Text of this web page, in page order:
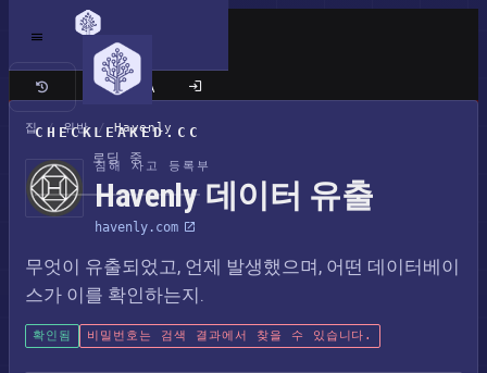
CHECKLEAKED.CC
로딩 중
클래식 사이트
집 / 위반 / Havenly
침해 사고 등록부
Havenly 데이터 유출
havenly.com
무엇이 유출되었고, 언제 발생했으며, 어떤 데이터베이
스가 이를 확인하는지.
확인됨 비밀번호는 검색 결과에서 찾을 수 있습니다.